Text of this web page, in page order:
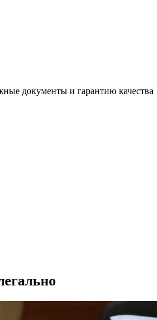
документы и гарантию качества